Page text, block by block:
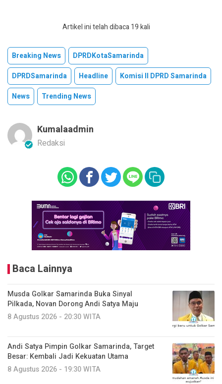
Artikel ini telah dibaca 19 kali
Breaking News
DPRDKotaSamarinda
DPRDSamarinda
Headline
Komisi II DPRD Samarinda
News
Trending News
Kumalaadmin
Redaksi
Baca Lainnya
Musda Golkar Samarinda Buka Sinyal
Pilkada, Novan Dorong Andi Satya Maju
8 Agustus 2026 - 20:30 WITA
Andi Satya Pimpin Golkar Samarinda, Target
Besar: Kembali Jadi Kekuatan Utama
8 Agustus 2026 - 19:30 WITA